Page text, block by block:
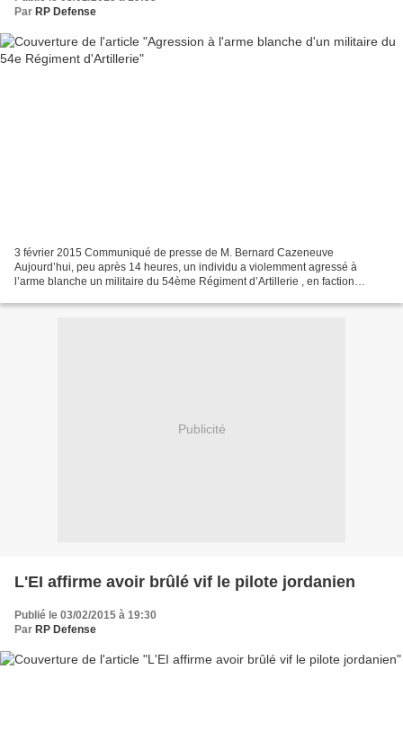
Par RP Defense
3 février 2015 Communiqué de presse de M. Bernard Cazeneuve
Aujourd’hui, peu après 14 heures, un individu a violemment agressé à
l’arme blanche un militaire du 54ème Régiment d’Artillerie , en faction
Publicité
L'EI affirme avoir brûlé vif le pilote jordanien
Publié le 03/02/2015 à 19:30
Par RP Defense